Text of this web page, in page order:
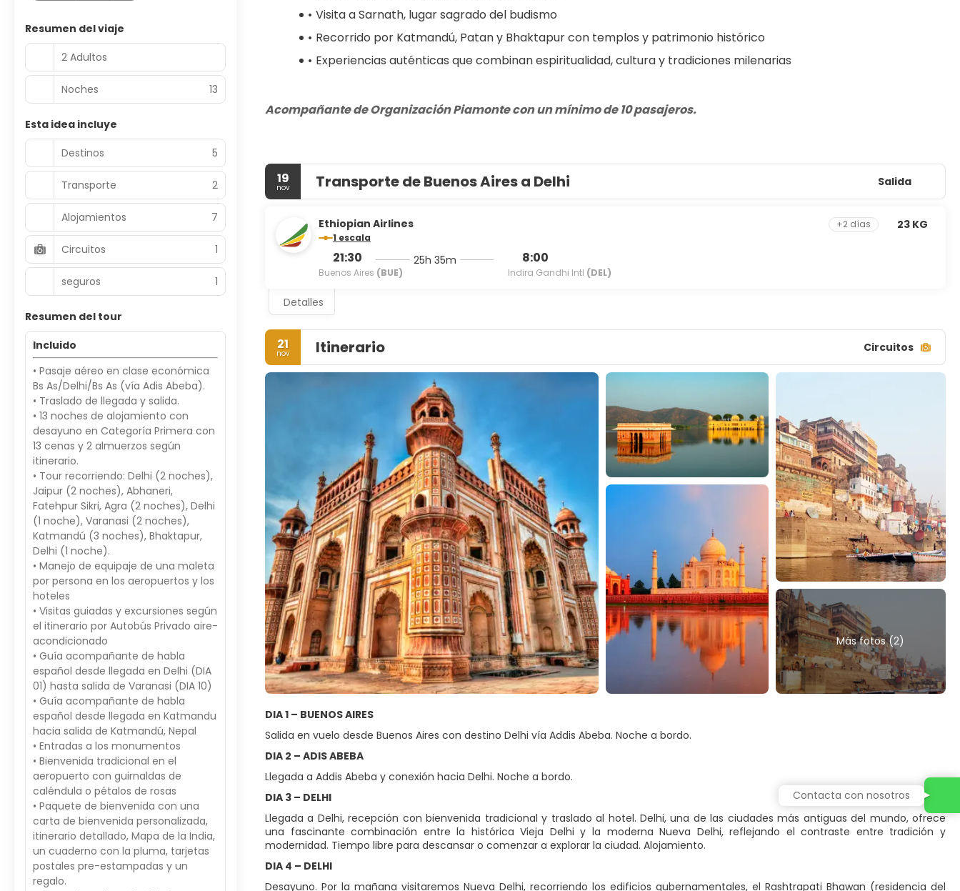
Visita a Sarnath, lugar sagrado del budismo
Recorrido por Katmandú, Patan y Bhaktapur con templos y patrimonio histórico
Experiencias auténticas que combinan espiritualidad, cultura y tradiciones milenarias
Acompañante de Organización Piamonte con un mínimo de 10 pasajeros.
19
nov Transporte de Buenos Aires a Delhi Salida
Ethiopian Airlines
1 escala
21:30
Buenos Aires (BUE)
25h 35m 8:00
Indira Gandhi Intl (DEL)
+2 días 23 KG
Detalles
21
nov Itinerario Circuitos
Más fotos (2)
DIA 1 – BUENOS AIRES
Salida en vuelo desde Buenos Aires con destino Delhi vía Addis Abeba. Noche a bordo.
DIA 2 – ADIS ABEBA
Llegada a Addis Abeba y conexión hacia Delhi. Noche a bordo.
DIA 3 – DELHI
Llegada a Delhi, recepción con bienvenida tradicional y traslado al hotel. Delhi, una de las ciudades más antiguas del mundo, ofrece
una fascinante combinación entre la histórica Vieja Delhi y la moderna Nueva Delhi, reflejando el contraste entre tradición y
modernidad. Tiempo libre para descansar o comenzar a explorar la ciudad. Alojamiento.
DIA 4 – DELHI
Desayuno. Por la mañana visitaremos Nueva Delhi, recorriendo los edificios gubernamentales, el Rashtrapati Bhawan (residencia del
Resumen del viaje
2 Adultos
Noches 13
Esta idea incluye
Destinos
5
Transporte 2
Alojamientos 7
Circuitos 1
seguros 1
Resumen del tour
Incluido
• Pasaje aéreo en clase económica
Bs As/Delhi/Bs As (vía Adis Abeba).
• Traslado de llegada y salida.
• 13 noches de alojamiento con
desayuno en Categoría Primera con
13 cenas y 2 almuerzos según
itinerario.
• Tour recorriendo: Delhi (2 noches),
Jaipur (2 noches), Abhaneri,
Fatehpur Sikri, Agra (2 noches), Delhi
(1 noche), Varanasi (2 noches),
Katmandú (3 noches), Bhaktapur,
Delhi (1 noche).
• Manejo de equipaje de una maleta
por persona en los aeropuertos y los
hoteles
• Visitas guiadas y excursiones según
el itinerario por Autobús Privado aire-
acondicionado
• Guía acompañante de habla
español desde llegada en Delhi (DIA
01) hasta salida de Varanasi (DIA 10)
• Guía acompañante de habla
español desde llegada en Katmandu
hacia salida de Katmandú, Nepal
• Entradas a los monumentos
• Bienvenida tradicional en el
aeropuerto con guirnaldas de
caléndula o pétalos de rosas
• Paquete de bienvenida con una
carta de bienvenida personalizada,
itinerario detallado, Mapa de la India,
un cuaderno con la pluma, tarjetas
postales pre-estampadas y un
regalo.
Contacta con nosotros